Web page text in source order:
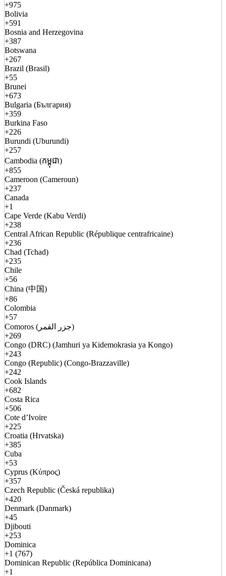
+975
Bolivia
+591
Bosnia and Herzegovina
+387
Botswana
+267
Brazil (Brasil)
+55
Brunei
+673
Bulgaria (България)
+359
Burkina Faso
+226
Burundi (Uburundi)
+257
Cambodia (កម្ពុជា)
+855
Cameroon (Cameroun)
+237
Canada
+1
Cape Verde (Kabu Verdi)
+238
Central African Republic (République centrafricaine)
+236
Chad (Tchad)
+235
Chile
+56
China (中国)
+86
Colombia
+57
Comoros (جزر القمر)
+269
Congo (DRC) (Jamhuri ya Kidemokrasia ya Kongo)
+243
Congo (Republic) (Congo-Brazzaville)
+242
Cook Islands
+682
Costa Rica
+506
Cote d’Ivoire
+225
Croatia (Hrvatska)
+385
Cuba
+53
Cyprus (Κύπρος)
+357
Czech Republic (Česká republika)
+420
Denmark (Danmark)
+45
Djibouti
+253
Dominica
+1 (767)
Dominican Republic (República Dominicana)
+1